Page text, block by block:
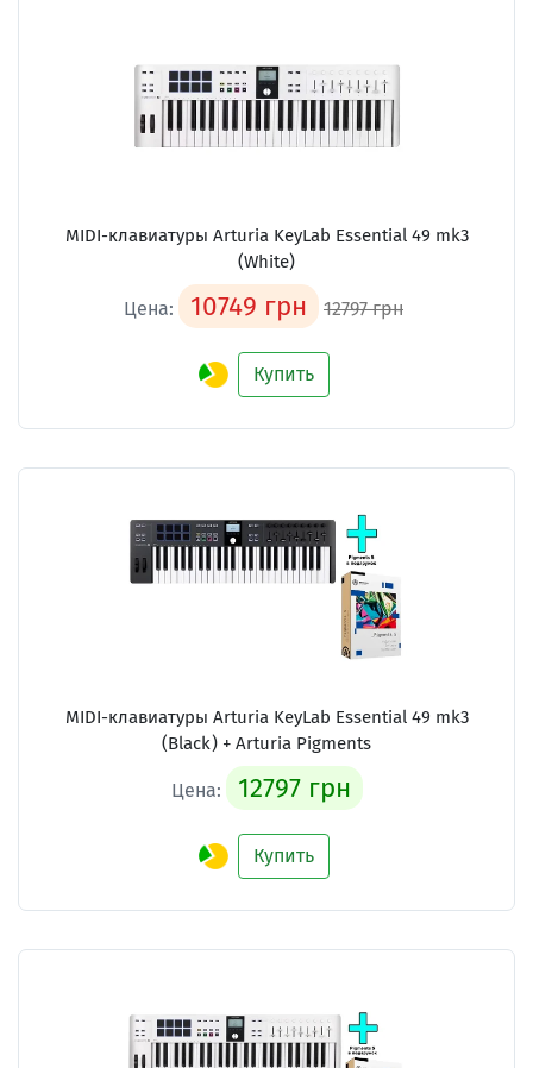
MIDI-клавиатуры Arturia KeyLab Essential 49 mk3
(White)
Цена: 10749 грн 12797 грн
Купить
MIDI-клавиатуры Arturia KeyLab Essential 49 mk3
(Black) + Arturia Pigments
Цена: 12797 грн
Купить